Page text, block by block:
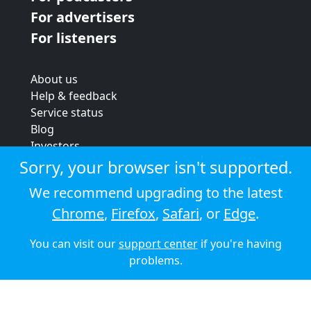
For advertisers
For listeners
About us
Help & feedback
Service status
Blog
Investors
Strategic review
Terms & conditions
Privacy policy
Cookie policy
© 2026 Audioboom
Sorry, your browser isn't supported.
We recommend upgrading to the latest
Chrome, Firefox, Safari, or Edge.
You can visit oursupport centerif you're having
problems.